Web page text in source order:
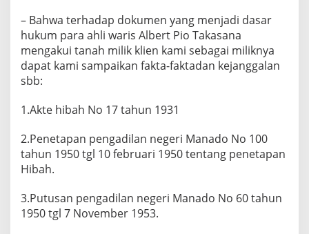
– Bahwa terhadap dokumen yang menjadi dasar
hukum para ahli waris Albert Pio Takasana
mengakui tanah milik klien kami sebagai miliknya
dapat kami sampaikan fakta-faktadan kejanggalan
sbb:
1.Akte hibah No 17 tahun 1931
2.Penetapan pengadilan negeri Manado No 100
tahun 1950 tgl 10 februari 1950 tentang penetapan
Hibah.
3.Putusan pengadilan negeri Manado No 60 tahun
1950 tgl 7 November 1953.